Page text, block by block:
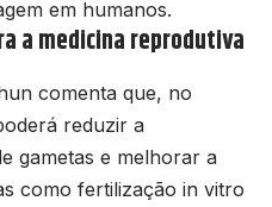
em humanos.
a medicina reprodutiva
comenta que, no
reduzir a
gametas e melhorar a
como fertilização in vitro